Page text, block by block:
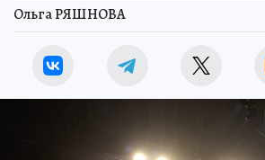
Ольга РЯШНОВА